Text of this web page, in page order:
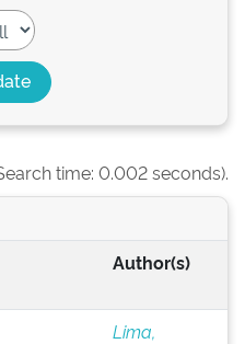
time: 0.002 seconds).
Author(s)
Lima,